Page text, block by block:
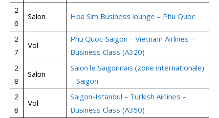
2
6
Salon Hoa Sim Business lounge – Phu Quoc
2
7
Vol
Phu Quoc-Saigon – Vietnam Airlines –
Business Class (A320)
2
8
Salon
Salon le Saigonnais (zone internationale)
– Saigon
2
8
Vol
Saigon-Istanbul – Turkish Airlines –
Business Class (A350)